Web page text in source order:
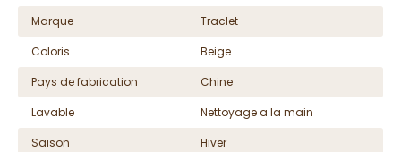
Marque
Traclet
Coloris
Beige
Pays de fabrication
Chine
Lavable
Nettoyage a la main
Saison
Hiver